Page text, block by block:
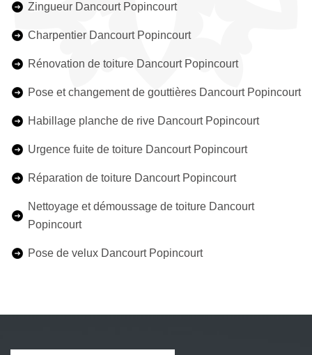
Zingueur Dancourt Popincourt
Charpentier Dancourt Popincourt
Rénovation de toiture Dancourt Popincourt
Pose et changement de gouttières Dancourt Popincourt
Habillage planche de rive Dancourt Popincourt
Urgence fuite de toiture Dancourt Popincourt
Réparation de toiture Dancourt Popincourt
Nettoyage et démoussage de toiture Dancourt
Popincourt
Pose de velux Dancourt Popincourt